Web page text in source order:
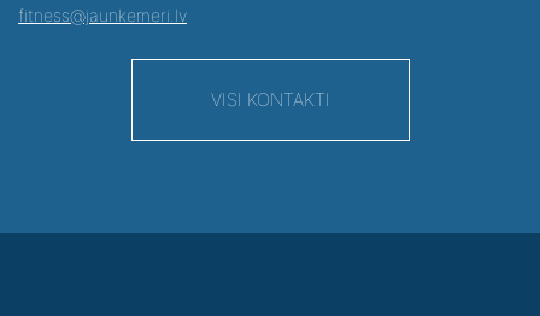
fitness@jaunkemeri.lv
VISI KONTAKTI